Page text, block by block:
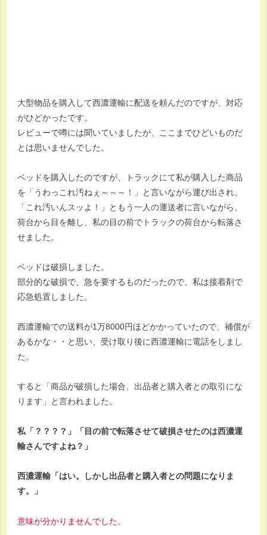
大型物品を購入して西濃運輸に配送を頼んだのですが、対応
がひどかったです。
レビューで噂には聞いていましたが、ここまでひどいものだ
とは思いませんでした。
ベッドを購入したのですが、トラックにて私が購入した商品
を「うわっこれ汚ねぇ～～～！」と言いながら運び出され、
「これ汚いんスッよ！」ともう一人の運送者に言いながら、
荷台から目を離し、私の目の前でトラックの荷台から転落さ
せました。
ベッドは破損しました。
部分的な破損で、急を要するものだったので、私は接着剤で
応急処置しました。
西濃運輸での送料が1万8000円ほどかかっていたので、補償が
あるかな・・と思い、受け取り後に西濃運輸に電話をしまし
た。
すると「商品が破損した場合、出品者と購入者との取引にな
ります」と言われました。
私「？？？？」「目の前で転落させて破損させたのは西濃運
輸さんですよね？」
西濃運輸「はい。しかし出品者と購入者との問題になりま
す。」
意味が分かりませんでした。